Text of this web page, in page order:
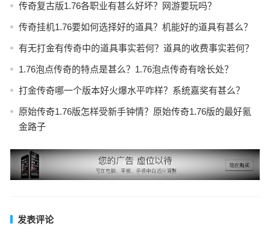
传奇复古版1.76各职业有甚么好坏？网游要玩吗？
传奇挂机1.76要如何选择好的道具？机能好的道具有甚么？
有无打金有传奇中的道具事实若何？道具的收费事实若何？
1.76泡点传奇的特点是甚么？1.76泡点传奇有啥长处？
打金传奇哪一个版本好火爆水平咋样？系统嘉奖有甚么？
原始传奇1.76版怎样受新手钟情？原始传奇1.76版的最好氪
金路子
发表评论